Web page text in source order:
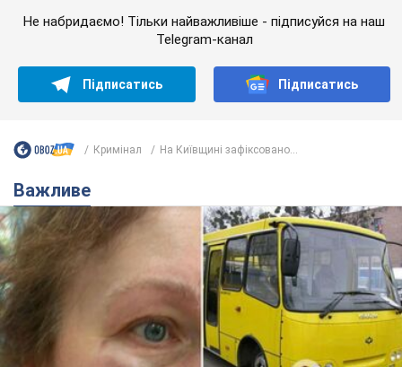
Важливе
У Львові жінка спровокувала конфлікт,
розмовляючи російською мовою у маршрутці:
поліція склала адмінпротокол. Відео
На місце події прибули патрульні поліцейські та слідчо-
оперативна група
8,3 т.